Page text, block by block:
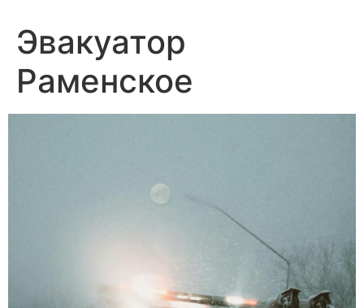
Эвакуатор
Раменское